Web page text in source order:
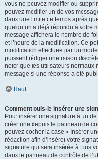
vous ne pouvez modifier ou
pouvez modifier un de vos
dans une limite de temps après
quelqu’un a déjà répondu à votre
message affichera le nombre de
et l’heure de la modification. Ce
modification effectuée par un
puissent rédiger une raison
noter que les utilisateurs normaux
message si une réponse a été
Haut
Comment puis-je insérer une
Pour insérer une signature à un
créer une depuis le panneau de
pouvez cocher la case « Insérer
rédaction afin d’insérer votre
signature qui sera insérée à tous
dans le panneau de contrôle de